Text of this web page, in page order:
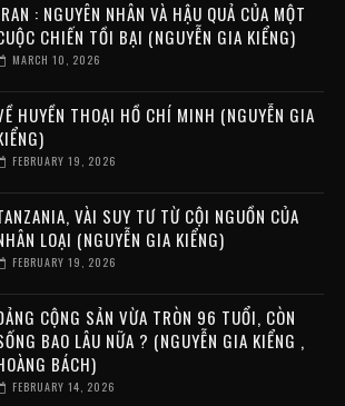
: NGUYÊN NHÂN VÀ HẬU QUẢ CỦA MỘT
CHIẾN TỒI BẠI (NGUYỄN GIA KIỂNG)
MARCH 10, 2026
HUYỀN THOẠI HỒ CHÍ MINH (NGUYỄN GIA
FEBRUARY 19, 2026
VÀI SUY TƯ TỪ CỘI NGUỒN CỦA
LOẠI (NGUYỄN GIA KIỂNG)
FEBRUARY 19, 2026
CỘNG SẢN VỪA TRÒN 96 TUỔI, CÒN
BAO LÂU NỮA ? (NGUYỄN GIA KIỂNG ,
BÁCH)
FEBRUARY 14, 2026